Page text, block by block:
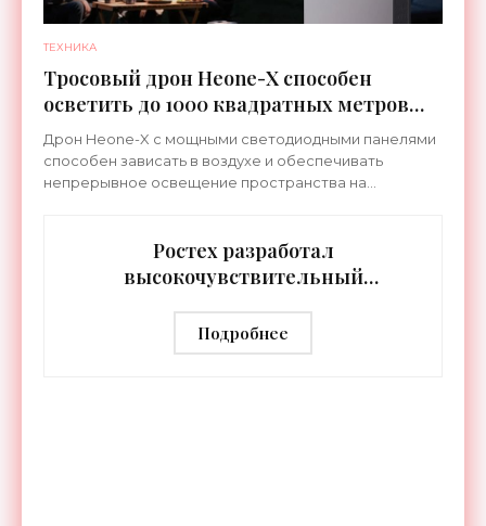
ТЕХНИКА
Тросовый дрон Heone-X способен
осветить до 1000 квадратных метров
земли - «Беспилотники»
Дрон Heone-X с мощными светодиодными панелями
способен зависать в воздухе и обеспечивать
непрерывное освещение пространства на
Ростех разработал
высокочувствительный
дальностью распознавания до 2 км
- «Гаджеты»
Подробнее